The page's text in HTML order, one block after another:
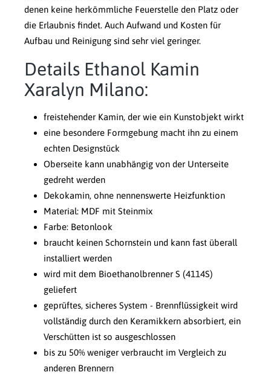
denen keine herkömmliche Feuerstelle den Platz oder
die Erlaubnis findet. Auch Aufwand und Kosten für
Aufbau und Reinigung sind sehr viel geringer.
Details Ethanol Kamin
Xaralyn Milano:
freistehender Kamin, der wie ein Kunstobjekt wirkt
eine besondere Formgebung macht ihn zu einem
echten Designstück
Oberseite kann unabhängig von der Unterseite
gedreht werden
Dekokamin, ohne nennenswerte Heizfunktion
Material: MDF mit Steinmix
Farbe: Betonlook
braucht keinen Schornstein und kann fast überall
installiert werden
wird mit dem Bioethanolbrenner S (4114S)
geliefert
geprüftes, sicheres System - Brennflüssigkeit wird
vollständig durch den Keramikkern absorbiert, ein
Verschütten ist so ausgeschlossen
bis zu 50% weniger verbraucht im Vergleich zu
anderen Brennern